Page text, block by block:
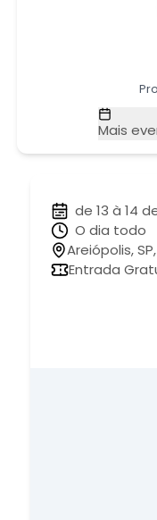
Mais
de 13 à 14
O dia todo
Areiópolis,
Entrada